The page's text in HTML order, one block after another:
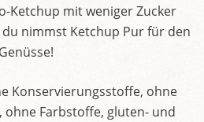
Ketchup mit weniger Zucker
du nimmst Ketchup Pur für den
Konservierungsstoffe, ohne
ohne Farbstoffe, gluten- und